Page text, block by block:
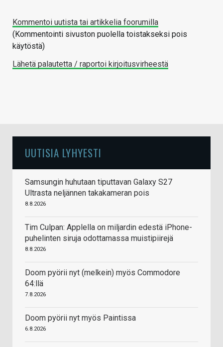
Kommentoi uutista tai artikkelia foorumilla
(Kommentointi sivuston puolella toistakseksi pois
käytöstä)
Lähetä palautetta / raportoi kirjoitusvirheestä
UUTISIA LYHYESTI
Samsungin huhutaan tiputtavan Galaxy S27
Ultrasta neljännen takakameran pois
8.8.2026
Tim Culpan: Applella on miljardin edestä iPhone-
puhelinten siruja odottamassa muistipiirejä
8.8.2026
Doom pyörii nyt (melkein) myös Commodore
64:llä
7.8.2026
Doom pyörii nyt myös Paintissa
6.8.2026